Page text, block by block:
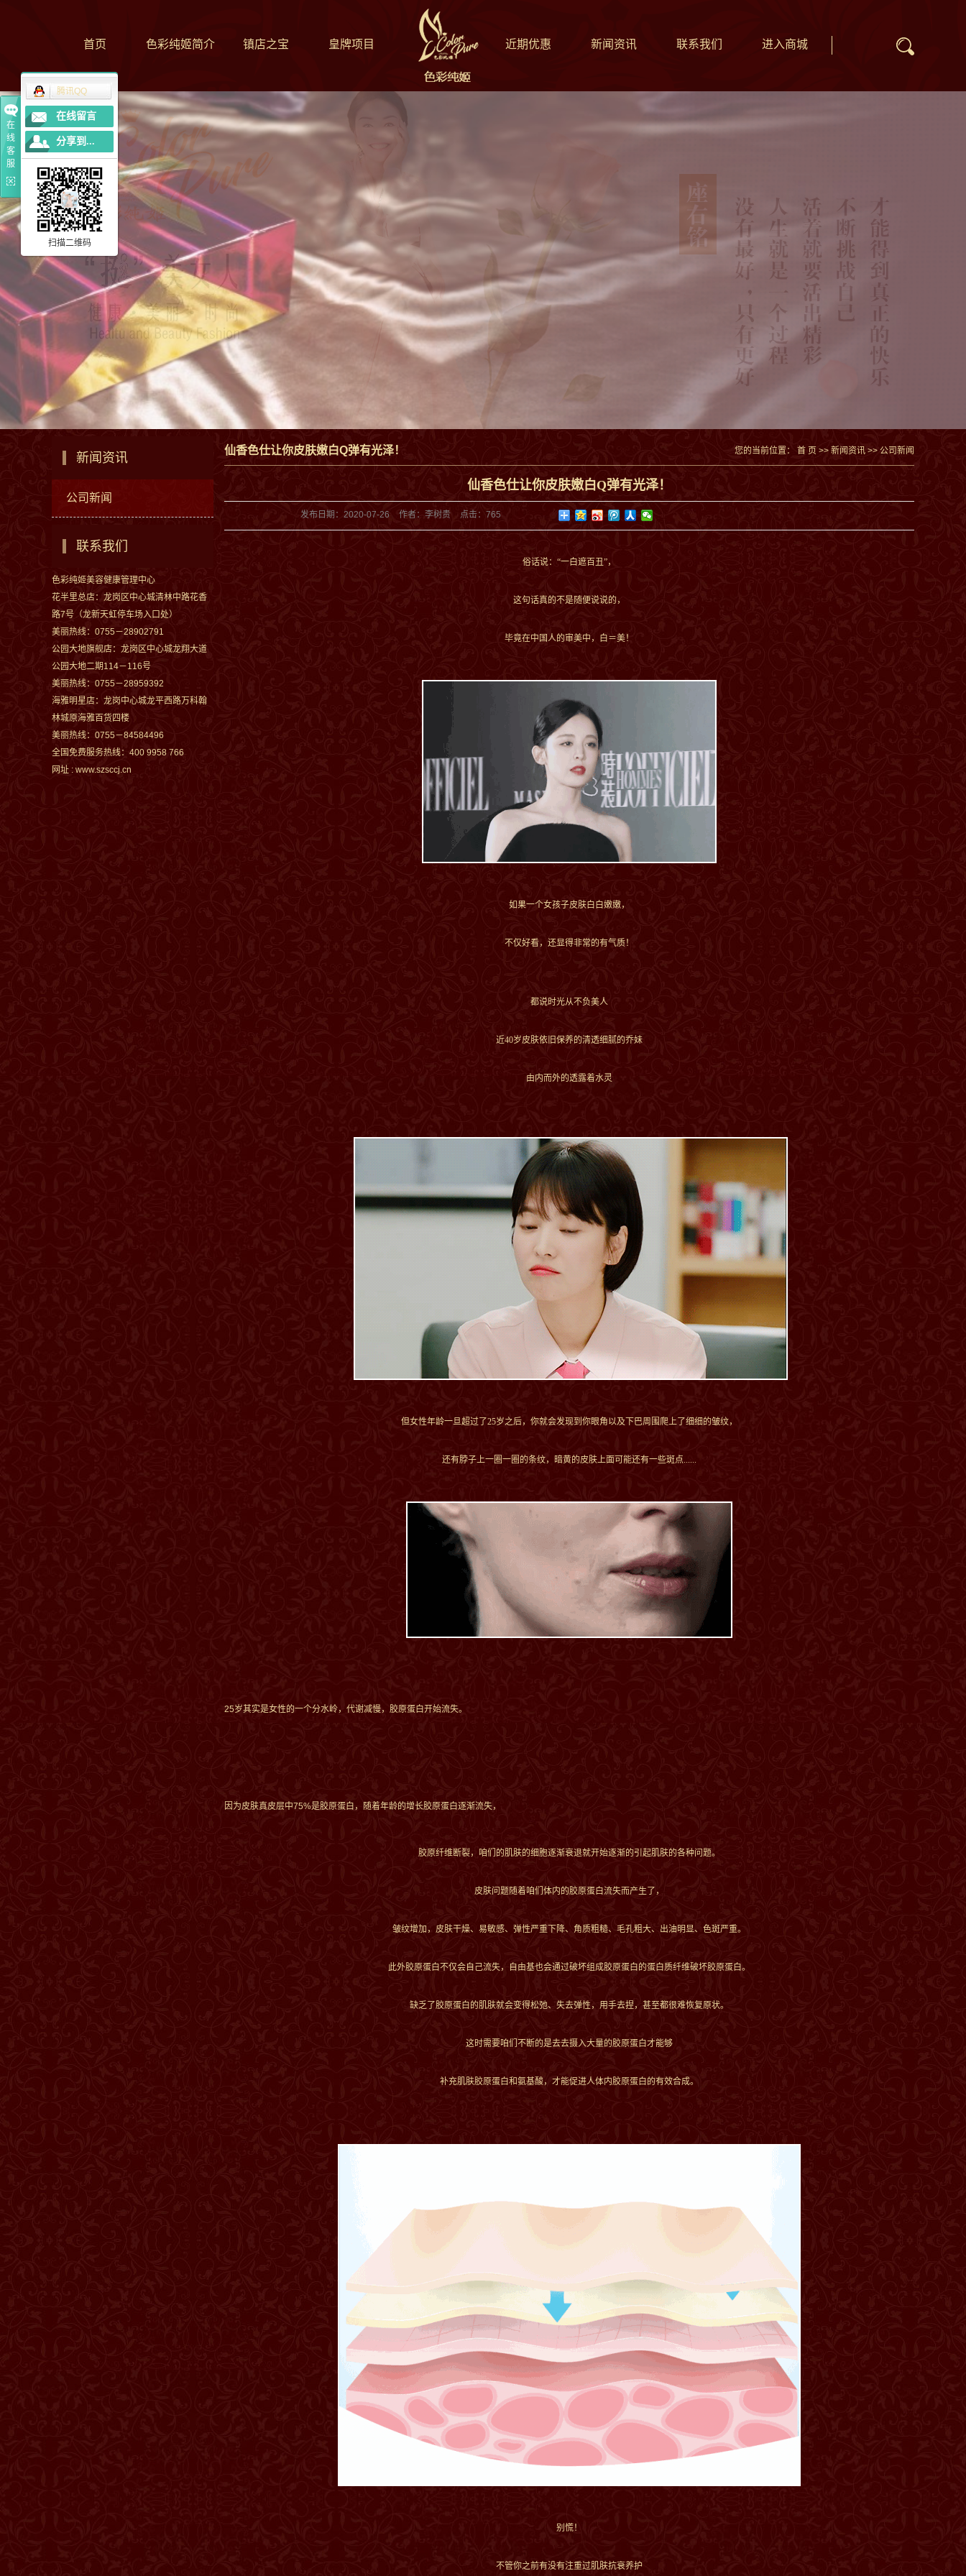
首页 色彩纯姬简介 镇店之宝
仙香品牌传奇
植物产品系列
皇牌项目
Batura Bisse
科技美肤
近期优惠 新闻资讯 联系我们 进入商城
新闻资讯
公司新闻
联系我们
色彩纯姬美容健康管理中心
花半里总店：龙岗区中心城清林中路花香
路7号（龙新天虹停车场入口处）
美丽热线：0755－28902791
公园大地旗舰店：龙岗区中心城龙翔大道
公园大地二期114－116号
美丽热线：0755－28959392
海雅明星店：龙岗中心城龙平西路万科翰
林城原海雅百货四楼
美丽热线：0755－84584496
全国免费服务热线：400 9958 766
网址 : www.szsccj.cn
仙香色仕让你皮肤嫩白Q弹有光泽！ 您的当前位置： 首 页 >> 新闻资讯 >> 公司新闻
仙香色仕让你皮肤嫩白Q弹有光泽！
发布日期： 2020-07-26 作者： 李树贵 点击： 765
俗话说：“一白遮百丑”，
这句话真的不是随便说说的，
毕竟在中国人的审美中，白＝美！
如果一个女孩子皮肤白白嫩嫩，
不仅好看，还显得非常的有气质！
都说时光从不负美人
近40岁皮肤依旧保养的清透细腻的乔妹
由内而外的透露着水灵
但女性年龄一旦超过了25岁之后，你就会发现到你眼角以及下巴周围爬上了细细的皱纹，
还有脖子上一圈一圈的条纹，暗黄的皮肤上面可能还有一些斑点......
25岁其实是女性的一个分水岭，代谢减慢，胶原蛋白开始流失。
因为皮肤真皮层中75%是胶原蛋白，随着年龄的增长胶原蛋白逐渐流失，
胶原纤维断裂，咱们的肌肤的细胞逐渐衰退就开始逐渐的引起肌肤的各种问题。
皮肤问题随着咱们体内的胶原蛋白流失而产生了，
皱纹增加，皮肤干燥、易敏感、弹性严重下降、角质粗糙、毛孔粗大、出油明显、色斑严重。
此外胶原蛋白不仅会自己流失，自由基也会通过破坏组成胶原蛋白的蛋白质纤维破坏胶原蛋白。
缺乏了胶原蛋白的肌肤就会变得松弛、失去弹性，用手去捏，甚至都很难恢复原状。
这时需要咱们不断的是去去摄入大量的胶原蛋白才能够
补充肌肤胶原蛋白和氨基酸，才能促进人体内胶原蛋白的有效合成。
别慌！
不管你之前有没有注重过肌肤抗衰养护
在
线
客
服
腾讯QQ
在线留言
分享到...
扫描二维码